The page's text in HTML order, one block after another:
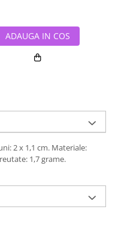
ADAUGA IN COS
2 x 1,1 cm. Materiale:
1,7 grame.